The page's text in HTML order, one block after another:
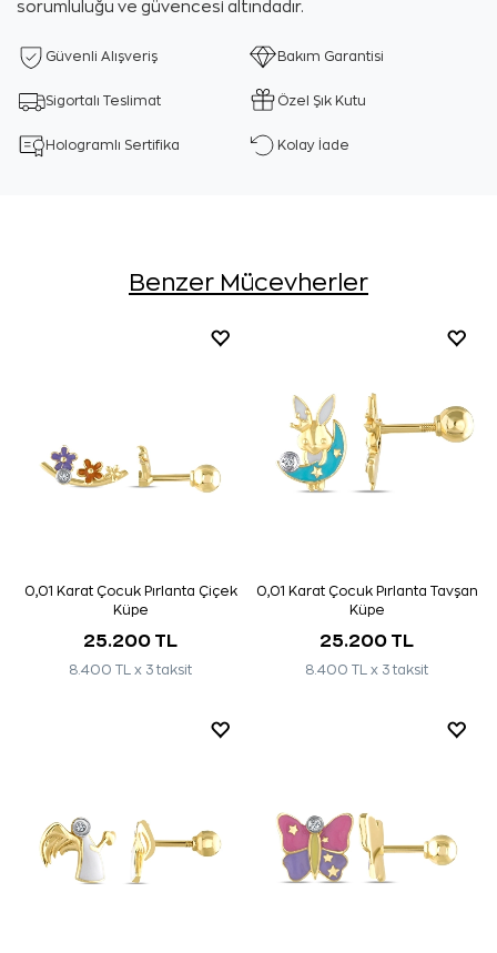
sorumluluğu ve güvencesi altındadır.
Güvenli Alışveriş Bakım Garantisi
Sigortalı Teslimat Özel Şık Kutu
Hologramlı Sertifika Kolay İade
Benzer Mücevherler
0,01 Karat Çocuk Pırlanta Çiçek
Küpe
25.200 TL
8.400 TL x 3 taksit
0,01 Karat Çocuk Pırlanta Tavşan
Küpe
25.200 TL
8.400 TL x 3 taksit